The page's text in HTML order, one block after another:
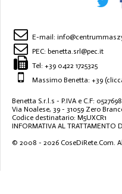
E-mail:
PEC: benetta.srl@pec.it
Tel: +39 0422 1725325
Massimo Benetta: +39
Benetta S.r.l.s - P.IVA e C.F:
Via Noalese, 39 - 31059 Zero
Codice destinatario: M5UXCR1
INFORMATIVA AL TRATTAMENTO
© 2008 - 2026 CoseDiRete.Com .